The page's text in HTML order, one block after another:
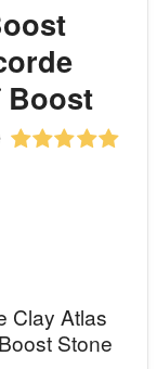
Boost
Clay Atlas
Stone